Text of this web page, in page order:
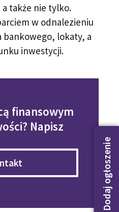
Dodaj ogłoszenie
także nie tylko.
w odnalezieniu
lokaty, a
inwestycji.
finansowym
Napisz